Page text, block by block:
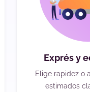
Exprés y
Elige rapidez o
estimados